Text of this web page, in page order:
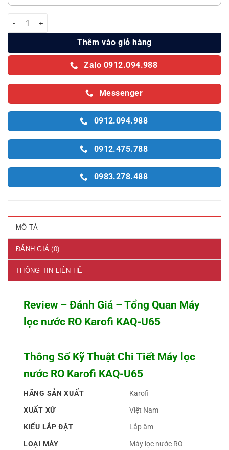
Máy lọc nước RO Karofi KAQ-U65 số lượng
Thêm vào giỏ hàng
Zalo 0912.094.988
Messenger
0912.094.988
0912.475.788
0983.278.488
MÔ TẢ
ĐÁNH GIÁ (0)
THÔNG TIN LIÊN HỆ
Review – Đánh Giá – Tổng Quan Máy
lọc nước RO Karofi KAQ-U65
Thông Số Kỹ Thuật Chi Tiết Máy lọc
nước RO Karofi KAQ-U65
HÃNG SẢN XUẤT
Karofi
XUẤT XỨ
Việt Nam
KIỂU LẮP ĐẶT
Lắp âm
LOẠI MÁY
Máy lọc nước RO